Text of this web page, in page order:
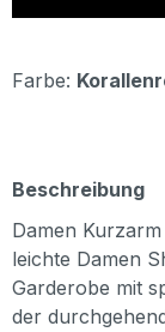
Farbe:
Beschreibung
Damen
leichte Damen
Garderobe mit
der